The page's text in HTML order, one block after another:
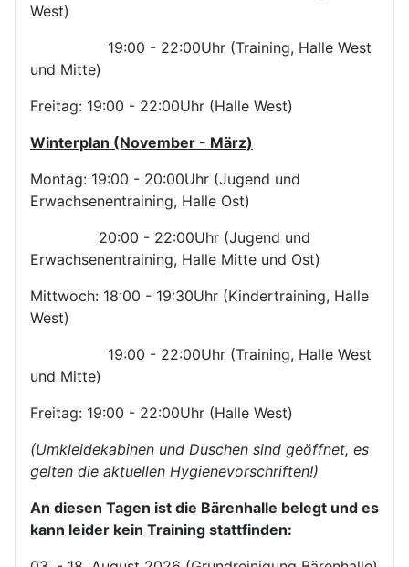
West)
19:00 - 22:00Uhr (Training, Halle West
und Mitte)
Freitag: 19:00 - 22:00Uhr (Halle West)
Winterplan (November - März)
Montag: 19:00 - 20:00Uhr (Jugend und
Erwachsenentraining, Halle Ost)
20:00 - 22:00Uhr (Jugend und
Erwachsenentraining, Halle Mitte und Ost)
Mittwoch: 18:00 - 19:30Uhr (Kindertraining, Halle
West)
19:00 - 22:00Uhr (Training, Halle West
und Mitte)
Freitag: 19:00 - 22:00Uhr (Halle West)
(Umkleidekabinen und Duschen sind geöffnet, es
gelten die aktuellen Hygienevorschriften!)
An diesen Tagen ist die Bärenhalle belegt und es
kann leider kein Training stattfinden: